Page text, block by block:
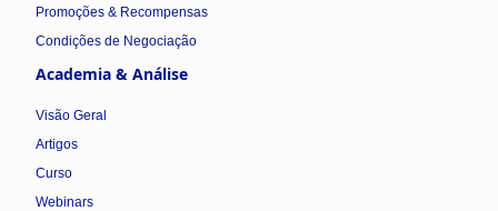
Promoções & Recompensas
Condições de Negociação
Academia & Análise
Visão Geral
Artigos
Curso
Webinars